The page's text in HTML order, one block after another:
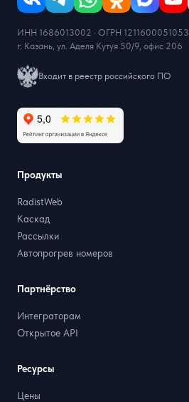
ИНН 1686013002 · ОГРН 1211600051053
г. Казань, ул. Аделя Кутуя 50/9, офис 206
Входит в реестр российского ПО
Продукты
RadistWeb
Каскад
Рассылки
Автопрогрев номеров
Партнёрство
Интеграторам
Открытое API
Ресурсы
Цены